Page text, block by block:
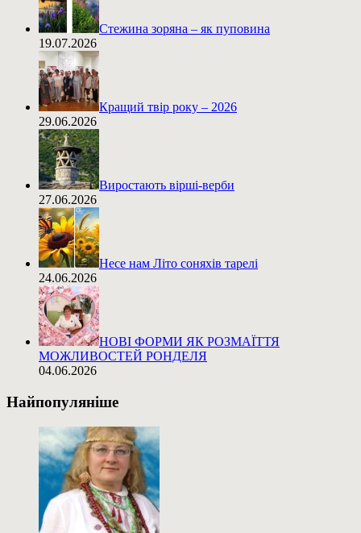
Стежина зоряна – як пуповина
19.07.2026
Кращий твір року – 2026
29.06.2026
Виростають вірші-верби
27.06.2026
Несе нам Літо соняхів тарелі
24.06.2026
НОВІ ФОРМИ ЯК РОЗМАЇТТЯ
МОЖЛИВОСТЕЙ РОНДЕЛЯ
04.06.2026
Найпопуляніше